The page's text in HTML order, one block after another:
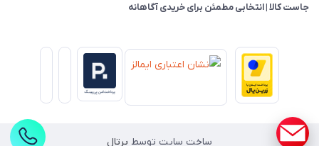
جاست کالا | انتخابی مطمئن برای خریدی آگاهانه
ساخت سایت توسط پرتال